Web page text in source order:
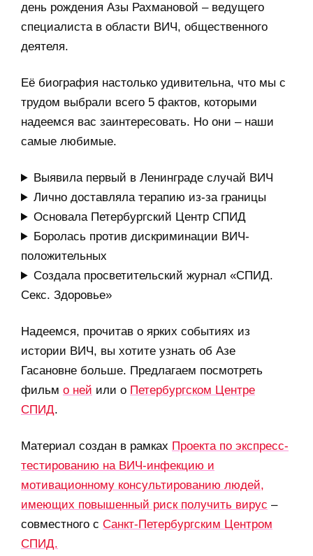
день рождения Азы Рахмановой – ведущего
специалиста в области ВИЧ, общественного
деятеля.
Её биография настолько удивительна, что мы с
трудом выбрали всего 5 фактов, которыми
надеемся вас заинтересовать. Но они – наши
самые любимые.
Выявила первый в Ленинграде случай ВИЧ
Лично доставляла терапию из-за границы
Основала Петербургский Центр СПИД
Боролась против дискриминации ВИЧ-
положительных
Создала просветительский журнал «СПИД.
Секс. Здоровье»
Надеемся, прочитав о ярких событиях из
истории ВИЧ, вы хотите узнать об Азе
Гасановне больше. Предлагаем посмотреть
фильм о ней или о Петербургском Центре
СПИД.
Материал создан в рамках Проекта по экспресс-
тестированию на ВИЧ-инфекцию и
мотивационному консультированию людей,
имеющих повышенный риск получить вирус –
совместного с Санкт-Петербургским Центром
СПИД.